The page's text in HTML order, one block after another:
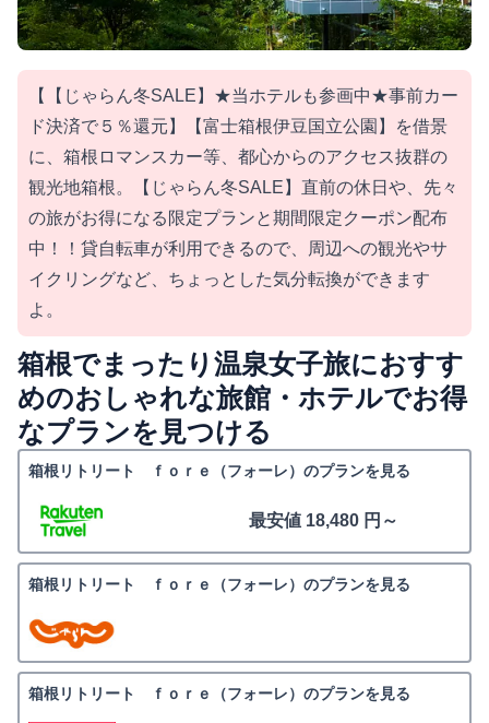
【【じゃらん冬SALE】★当ホテルも参画中★事前カー
ド決済で５％還元】【富士箱根伊豆国立公園】を借景
に、箱根ロマンスカー等、都心からのアクセス抜群の
観光地箱根。【じゃらん冬SALE】直前の休日や、先々
の旅がお得になる限定プランと期間限定クーポン配布
中！！貸自転車が利用できるので、周辺への観光やサ
イクリングなど、ちょっとした気分転換ができます
よ。
箱根でまったり温泉女子旅におすす
めのおしゃれな旅館・ホテルでお得
なプランを見つける
箱根リトリート ｆｏｒｅ（フォーレ）のプランを見る
最安値 18,480 円～
箱根リトリート ｆｏｒｅ（フォーレ）のプランを見る
箱根リトリート ｆｏｒｅ（フォーレ）のプランを見る